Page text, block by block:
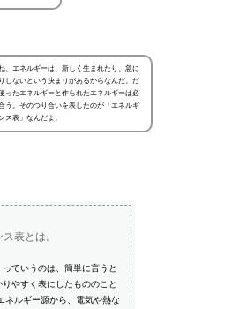
、エネルギーは、新しく生まれたり、急に
しないという決まりがあるからなんだ。だ
ったエネルギーと作られたエネルギーは必
う。そのつり合いを表したのが「エネルギ
ス表」なんだよ。
表とは。
っていうのは、簡単に言うと
やすく表にしたもののこと
ネルギー源から、電気や熱な